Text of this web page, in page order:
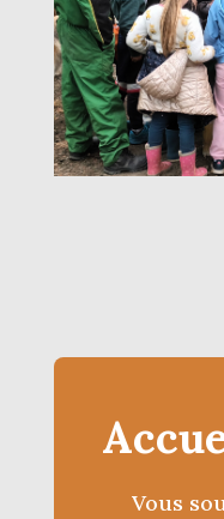
Vous